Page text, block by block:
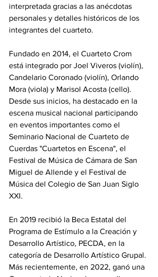
interpretada gracias a las anécdotas
personales y detalles históricos de los
integrantes del cuarteto.
Fundado en 2014, el Cuarteto Crom
está integrado por Joel Viveros (violín),
Candelario Coronado (violín), Orlando
Mora (viola) y Marisol Acosta (cello).
Desde sus inicios, ha destacado en la
escena musical nacional participando
en eventos importantes como el
Seminario Nacional de Cuarteto de
Cuerdas "Cuartetos en Escena", el
Festival de Música de Cámara de San
Miguel de Allende y el Festival de
Música del Colegio de San Juan Siglo
XXI.
En 2019 recibió la Beca Estatal del
Programa de Estímulo a la Creación y
Desarrollo Artístico, PECDA, en la
categoría de Desarrollo Artístico Grupal.
Más recientemente, en 2022, ganó una